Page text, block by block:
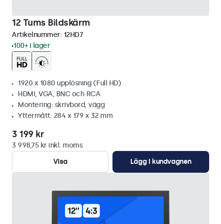
12 Tums Bildskärm
Artikelnummer: 12HD7
100+ i lager
1920 x 1080 upplösning (Full HD)
HDMI, VGA, BNC och RCA
Montering: skrivbord, vägg
Yttermått: 284 x 179 x 32 mm
3 199 kr
3 998,75 kr inkl. moms
Visa
Lägg i kundvagnen